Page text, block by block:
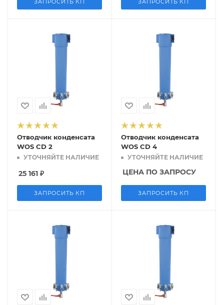
ЗАПРОСИТЬ КП ЗАПРОСИТЬ КП
Отводчик конденсата
WOS CD 2
УТОЧНЯЙТЕ НАЛИЧИЕ
25 161 ₽
ЗАПРОСИТЬ КП
Отводчик конденсата
WOS CD 4
УТОЧНЯЙТЕ НАЛИЧИЕ
ЦЕНА ПО ЗАПРОСУ
ЗАПРОСИТЬ КП